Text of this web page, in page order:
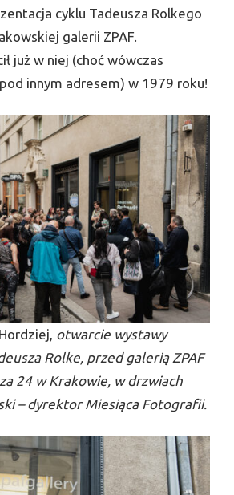
cyklu Tadeusza Rolkego
galerii ZPAF.
już w niej (choć wówczas
innym adresem) w 1979 roku!
otwarcie wystawy
Rolke, przed galerią ZPAF
24 w Krakowie, w drzwiach
– dyrektor Miesiąca Fotografii.